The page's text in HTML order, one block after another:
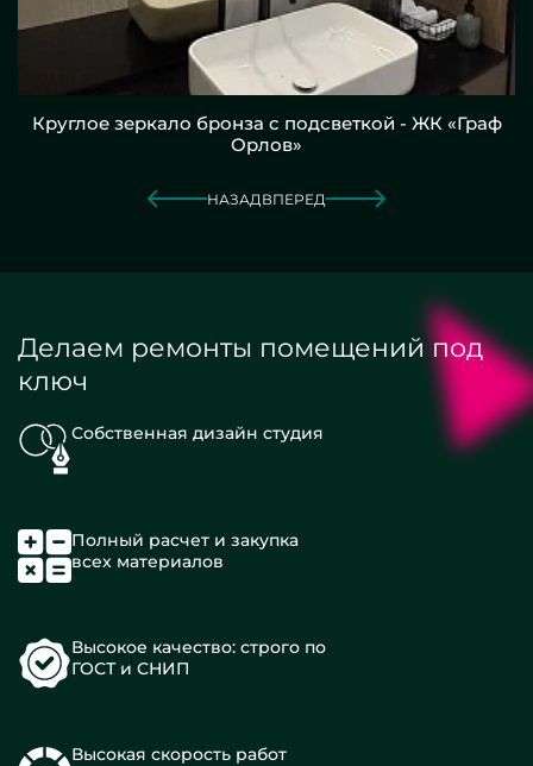
Круглое зеркало бронза с подсветкой - ЖК «Граф
Орлов»
НАЗАД ВПЕРЕД
Делаем ремонты помещений под
ключ
Собственная дизайн студия
Полный расчет и закупка
всех материалов
Высокое качество: строго по
ГОСТ и СНИП
Высокая скорость работ